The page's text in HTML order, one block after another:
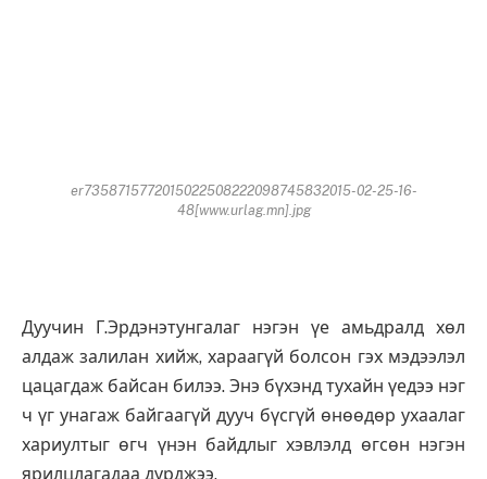
er7358715772015022508222098745832015-02-25-16-
48[www.urlag.mn].jpg
Дуучин Г.Эрдэнэтунгалаг нэгэн үе амьдралд хөл
алдаж залилан хийж, хараагүй болсон гэх мэдээлэл
цацагдаж байсан билээ. Энэ бүхэнд тухайн үедээ нэг
ч үг унагаж байгаагүй дууч бүсгүй өнөөдөр ухаалаг
хариултыг өгч үнэн байдлыг хэвлэлд өгсөн нэгэн
ярилцлагадаа дурджээ.